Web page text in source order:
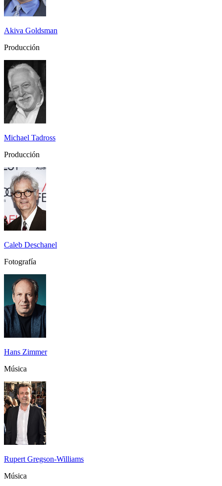
Akiva Goldsman
Producción
Michael Tadross
Producción
Caleb Deschanel
Fotografía
Hans Zimmer
Música
Rupert Gregson-Williams
Música